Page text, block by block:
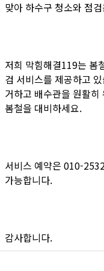
맞아 하수구 청소와 점
저희 막힘해결119는 봄
검 서비스를 제공하고
거하고 배수관을 원활히
봄철을 대비하세요.
서비스 예약은 010-
가능합니다.
감사합니다.